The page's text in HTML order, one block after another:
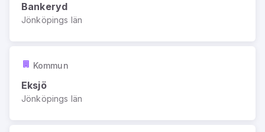
Bankeryd
Jönköpings län
Kommun
Eksjö
Jönköpings län